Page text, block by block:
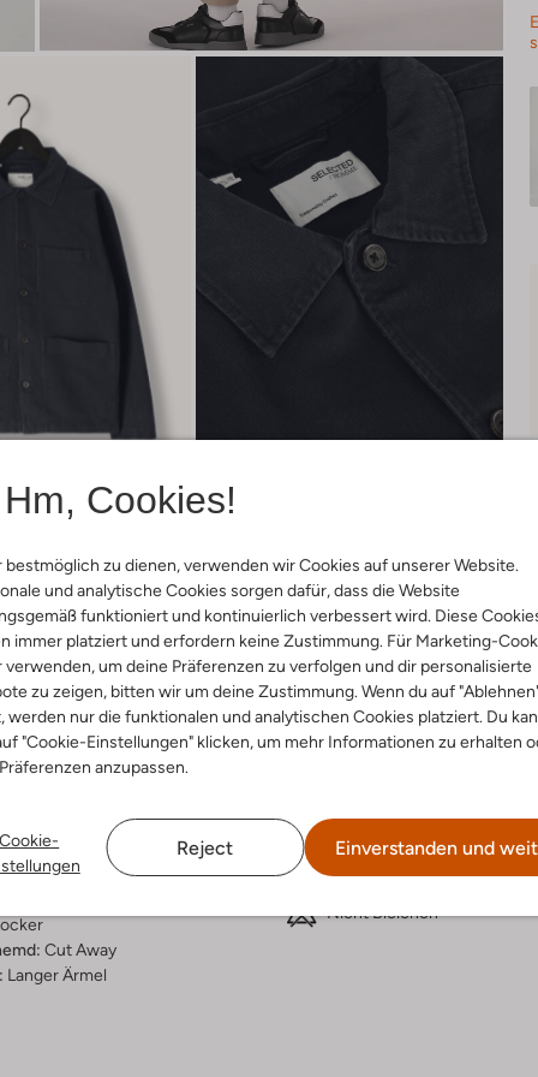
Hm, Cookies!
bestmöglich zu dienen, verwenden wir Cookies auf unserer Website.
und analytische Cookies sorgen dafür, dass die Website
funktioniert und kontinuierlich verbessert wird. Diese
immer platziert und erfordern keine Zustimmung. Für Marketing-
verwenden, um deine Präferenzen zu verfolgen und dir personalisierte
zu zeigen, bitten wir um deine Zustimmung. Wenn du auf
werden nur die funktionalen und analytischen Cookies platziert. Du
"Cookie-Einstellungen" klicken, um mehr Informationen zu erhalten
anzupassen.
Cookie-
Reject Einverstanden und
Lieferung & Rückgabe
&
Cut Away
Langer Ärmel
Waschanleitung
Im Schatten trocknen
Chemisch Reinigen
Nicht Bleichen